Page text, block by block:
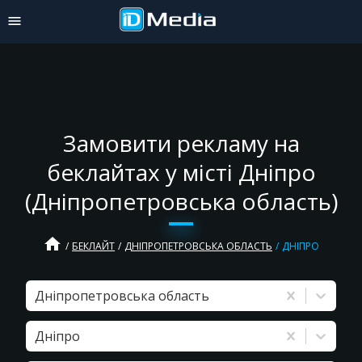
Замовити рекламу на
беклайтах у місті Дніпро
(Дніпропетровська область)
home БЕКЛАЙТ ДНІПРОПЕТРОВСЬКА ОБЛАСТЬ ДНІПРО
Дніпропетровська область
Дніпро